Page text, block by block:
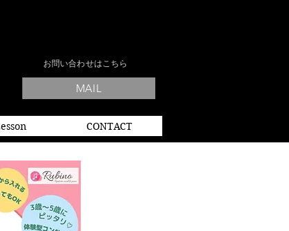
​お問い合わせはこちら
MAIL
CONTACT